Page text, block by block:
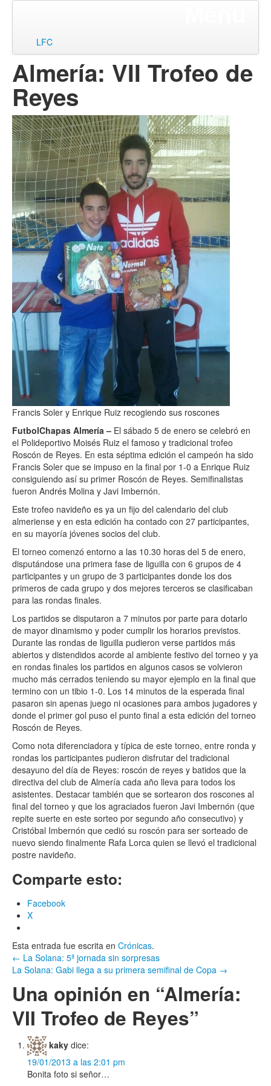
ir
al
contenido
LFC
Almería: VII Trofeo de
Reyes
Francis Soler y Enrique Ruiz recogiendo sus roscones
FutbolChapas Almería – El sábado 5 de enero se celebró en
el Polideportivo Moisés Ruiz el famoso y tradicional trofeo
Roscón de Reyes. En esta séptima edición el campeón ha sido
Francis Soler que se impuso en la final por 1-0 a Enrique Ruiz
consiguiendo así su primer Roscón de Reyes. Semifinalistas
fueron Andrés Molina y Javi Imbernón.
Este trofeo navideño es ya un fijo del calendario del club
almeriense y en esta edición ha contado con 27 participantes,
en su mayoría jóvenes socios del club.
El torneo comenzó entorno a las 10.30 horas del 5 de enero,
disputándose una primera fase de liguilla con 6 grupos de 4
participantes y un grupo de 3 participantes donde los dos
primeros de cada grupo y dos mejores terceros se clasificaban
para las rondas finales.
Los partidos se disputaron a 7 minutos por parte para dotarlo
de mayor dinamismo y poder cumplir los horarios previstos.
Durante las rondas de liguilla pudieron verse partidos más
abiertos y distendidos acorde al ambiente festivo del torneo y ya
en rondas finales los partidos en algunos casos se volvieron
mucho más cerrados teniendo su mayor ejemplo en la final que
termino con un tibio 1-0. Los 14 minutos de la esperada final
pasaron sin apenas juego ni ocasiones para ambos jugadores y
donde el primer gol puso el punto final a esta edición del torneo
Roscón de Reyes.
Como nota diferenciadora y típica de este torneo, entre ronda y
rondas los participantes pudieron disfrutar del tradicional
desayuno del día de Reyes: roscón de reyes y batidos que la
directiva del club de Almería cada año lleva para todos los
asistentes. Destacar también que se sortearon dos roscones al
final del torneo y que los agraciados fueron Javi Imbernón (que
repite suerte en este sorteo por segundo año consecutivo) y
Cristóbal Imbernón que cedió su roscón para ser sorteado de
nuevo siendo finalmente Rafa Lorca quien se llevó el tradicional
postre navideño.
Comparte esto:
Facebook
X
Esta entrada fue escrita en Crónicas.
Navegación
por
entrada
← La Solana: 5ª jornada sin sorpresas
La Solana: Gabi llega a su primera semifinal de Copa →
Una opinión en “Almería:
VII Trofeo de Reyes”
kaky dice:
19/01/2013 a las 2:01 pm
Bonita foto si señor…